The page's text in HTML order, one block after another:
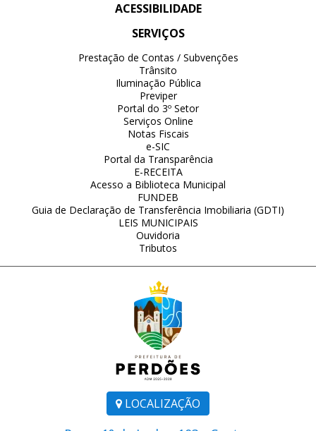
LOCALIZAÇÃO
ACESSIBILIDADE
SERVIÇOS
Prestação de Contas / Subvenções
Trânsito
Iluminação Pública
Previper
Portal do 3º Setor
Serviços Online
Notas Fiscais
e-SIC
Portal da Transparência
E-RECEITA
Acesso a Biblioteca Municipal
FUNDEB
Guia de Declaração de Transferência Imobiliaria (GDTI)
LEIS MUNICIPAIS
Ouvidoria
Tributos